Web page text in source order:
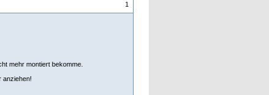
1
mehr montiert bekomme.
anziehen!